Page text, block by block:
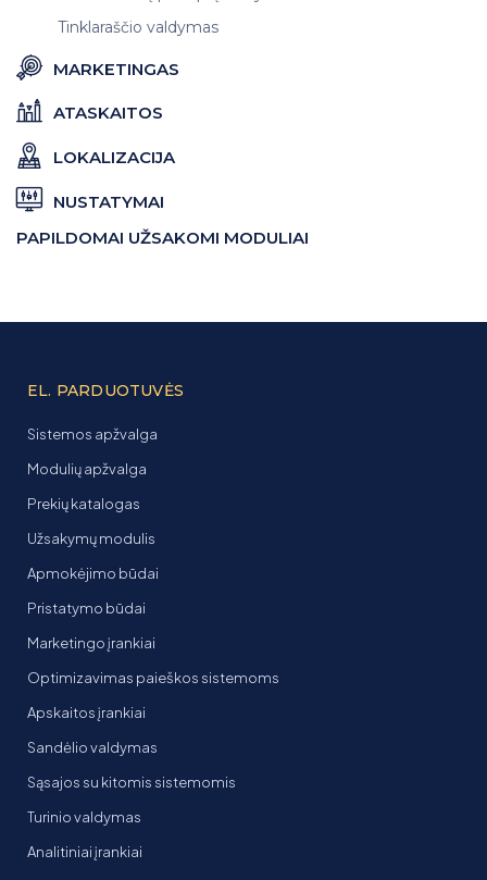
Tinklaraščio valdymas
MARKETINGAS
ATASKAITOS
LOKALIZACIJA
NUSTATYMAI
PAPILDOMAI UŽSAKOMI MODULIAI
EL. PARDUOTUVĖS
Sistemos apžvalga
Modulių apžvalga
Prekių katalogas
Užsakymų modulis
Apmokėjimo būdai
Pristatymo būdai
Marketingo įrankiai
Optimizavimas paieškos sistemoms
Apskaitos įrankiai
Sandėlio valdymas
Sąsajos su kitomis sistemomis
Turinio valdymas
Analitiniai įrankiai